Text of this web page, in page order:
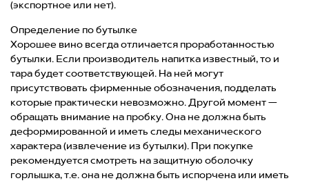
(экспортное или нет).
Определение по бутылке
Хорошее вино всегда отличается проработанностью
бутылки. Если производитель напитка известный, то и
тара будет соответствующей. На ней могут
присутствовать фирменные обозначения, подделать
которые практически невозможно. Другой момент —
обращать внимание на пробку. Она не должна быть
деформированной и иметь следы механического
характера (извлечение из бутылки). При покупке
рекомендуется смотреть на защитную оболочку
горлышка, т.е. она не должна быть испорчена или иметь